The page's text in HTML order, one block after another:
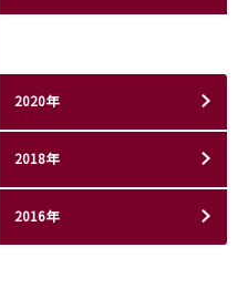
2020年
2018年
2016年